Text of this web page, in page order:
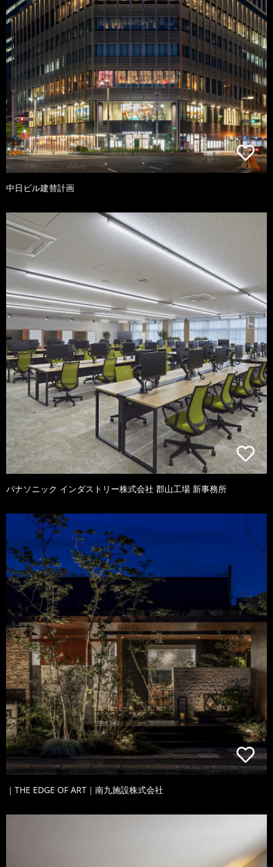
中日ビル建替計画
パナソニック インダストリー株式会社 郡山工場 新事務所
｜THE EDGE OF ART｜南九施設株式会社